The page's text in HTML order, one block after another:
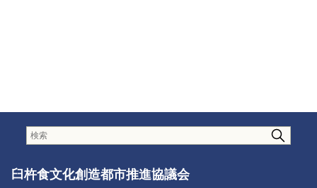
臼杵食文化創造都市推進協議会